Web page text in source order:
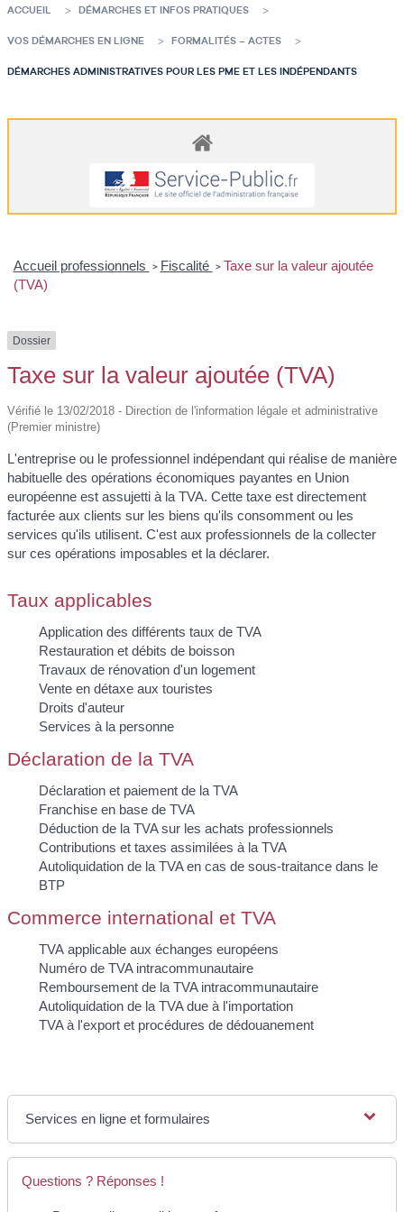
ACCUEIL DÉMARCHES ET INFOS PRATIQUES
VOS DÉMARCHES EN LIGNE FORMALITÉS – ACTES
DÉMARCHES ADMINISTRATIVES POUR LES PME ET LES INDÉPENDANTS
Accueil professionnels > Fiscalité > Taxe sur la valeur ajoutée
(TVA)
Dossier
Taxe sur la valeur ajoutée (TVA)
Vérifié le 13/02/2018 - Direction de l'information légale et administrative
(Premier ministre)
L'entreprise ou le professionnel indépendant qui réalise de manière
habituelle des opérations économiques payantes en Union
européenne est assujetti à la TVA. Cette taxe est directement
facturée aux clients sur les biens qu'ils consomment ou les
services qu'ils utilisent. C'est aux professionnels de la collecter
sur ces opérations imposables et la déclarer.
Taux applicables
Application des différents taux de TVA
Restauration et débits de boisson
Travaux de rénovation d'un logement
Vente en détaxe aux touristes
Droits d'auteur
Services à la personne
Déclaration de la TVA
Déclaration et paiement de la TVA
Franchise en base de TVA
Déduction de la TVA sur les achats professionnels
Contributions et taxes assimilées à la TVA
Autoliquidation de la TVA en cas de sous-traitance dans le
BTP
Commerce international et TVA
TVA applicable aux échanges européens
Numéro de TVA intracommunautaire
Remboursement de la TVA intracommunautaire
Autoliquidation de la TVA due à l'importation
TVA à l'export et procédures de dédouanement
Services en ligne et formulaires
Questions ? Réponses !